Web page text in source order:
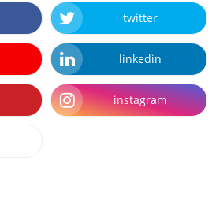
twitter
linkedin
instagram